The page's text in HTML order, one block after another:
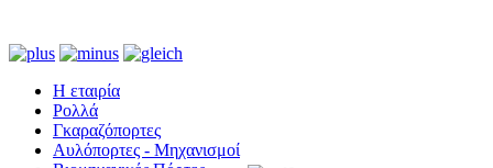
Η εταιρία
Ρολλά
Γκαραζόπορτες
Αυλόπορτες - Μηχανισμοί